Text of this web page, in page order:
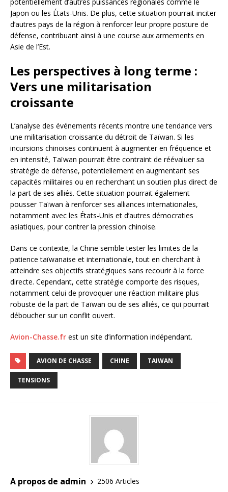
Japon ou les États-Unis. De plus, cette situation pourrait inciter
d’autres pays de la région à renforcer leur propre posture de
défense, contribuant ainsi à une course aux armements en
Asie de l’Est.
Les perspectives à long terme :
Vers une militarisation
croissante
L’analyse des événements récents montre une tendance vers
une militarisation croissante du détroit de Taïwan. Si les
incursions chinoises continuent à augmenter en fréquence et
en intensité, Taïwan pourrait être contraint de réévaluer sa
stratégie de défense, potentiellement en augmentant ses
capacités militaires ou en recherchant un soutien plus direct de
la part de ses alliés. Cette situation pourrait également
pousser Taïwan à renforcer ses alliances internationales,
notamment avec les États-Unis et d’autres démocraties
asiatiques, pour contrer la pression chinoise.
Dans ce contexte, la Chine semble tester les limites de la
patience taïwanaise et internationale, tout en cherchant à
atteindre ses objectifs stratégiques sans recourir à la force
directe. Cependant, cette stratégie comporte des risques,
notamment celui de provoquer une réaction militaire plus
robuste de la part de Taïwan ou de ses alliés, ce qui pourrait
déboucher sur un conflit ouvert.
Avion-Chasse.fr est un site d’information indépendant.
AVION DE CHASSE CHINE TAIWAN
TENSIONS
A propos de admin
2506 Articles